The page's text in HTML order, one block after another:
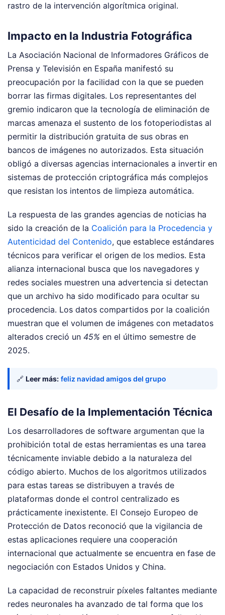
rastro de la intervención algorítmica original.
Impacto en la Industria Fotográfica
La Asociación Nacional de Informadores Gráficos de
Prensa y Televisión en España manifestó su
preocupación por la facilidad con la que se pueden
borrar las firmas digitales. Los representantes del
gremio indicaron que la tecnología de eliminación de
marcas amenaza el sustento de los fotoperiodistas al
permitir la distribución gratuita de sus obras en
bancos de imágenes no autorizados. Esta situación
obligó a diversas agencias internacionales a invertir en
sistemas de protección criptográfica más complejos
que resistan los intentos de limpieza automática.
La respuesta de las grandes agencias de noticias ha
sido la creación de la Coalición para la Procedencia y
Autenticidad del Contenido, que establece estándares
técnicos para verificar el origen de los medios. Esta
alianza internacional busca que los navegadores y
redes sociales muestren una advertencia si detectan
que un archivo ha sido modificado para ocultar su
procedencia. Los datos compartidos por la coalición
muestran que el volumen de imágenes con metadatos
alterados creció un 45% en el último semestre de
2025.
🔗 Leer más: feliz navidad amigos del grupo
El Desafío de la Implementación Técnica
Los desarrolladores de software argumentan que la
prohibición total de estas herramientas es una tarea
técnicamente inviable debido a la naturaleza del
código abierto. Muchos de los algoritmos utilizados
para estas tareas se distribuyen a través de
plataformas donde el control centralizado es
prácticamente inexistente. El Consejo Europeo de
Protección de Datos reconoció que la vigilancia de
estas aplicaciones requiere una cooperación
internacional que actualmente se encuentra en fase de
negociación con Estados Unidos y China.
La capacidad de reconstruir píxeles faltantes mediante
redes neuronales ha avanzado de tal forma que los